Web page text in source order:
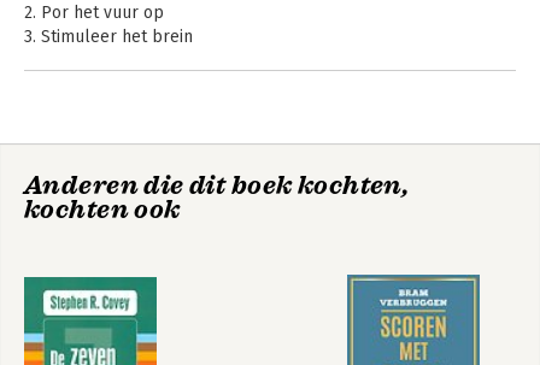
Bekijk alle boeken
2. Por het vuur op
3. Stimuleer het brein
Anderen die dit boek kochten,
kochten ook